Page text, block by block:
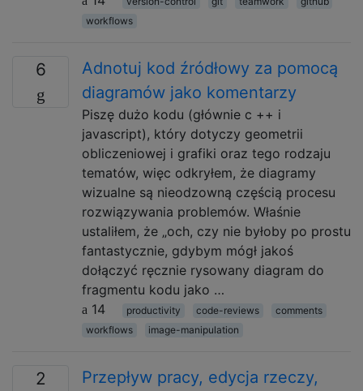
workflows
6
Adnotuj kod źródłowy za pomocą
diagramów jako komentarzy
Piszę dużo kodu (głównie c ++ i
javascript), który dotyczy geometrii
obliczeniowej i grafiki oraz tego rodzaju
tematów, więc odkryłem, że diagramy
wizualne są nieodzowną częścią procesu
rozwiązywania problemów. Właśnie
ustaliłem, że „och, czy nie byłoby po prostu
fantastycznie, gdybym mógł jakoś
dołączyć ręcznie rysowany diagram do
fragmentu kodu jako …
14
productivity code-reviews
comments
workflows
image-manipulation
2
Przepływ pracy, edycja rzeczy,